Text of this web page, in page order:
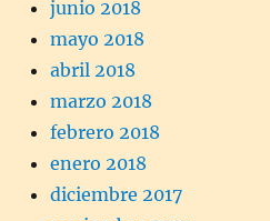
junio 2018
mayo 2018
abril 2018
marzo 2018
febrero 2018
enero 2018
diciembre 2017